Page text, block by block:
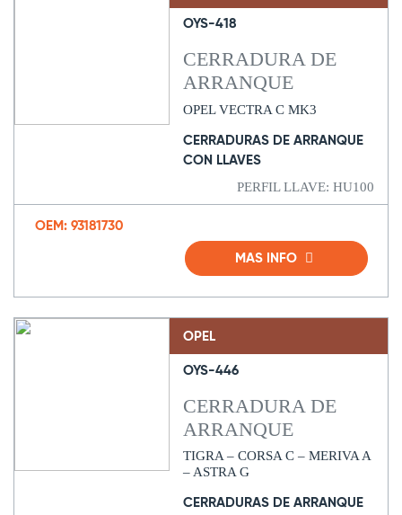
OYS-418
CERRADURA DE
ARRANQUE
OPEL VECTRA C MK3
CERRADURAS DE ARRANQUE
CON LLAVES
PERFIL LLAVE: HU100
OEM: 93181730
MAS INFO
OPEL
OYS-446
CERRADURA DE
ARRANQUE
TIGRA – CORSA C – MERIVA A
– ASTRA G
CERRADURAS DE ARRANQUE